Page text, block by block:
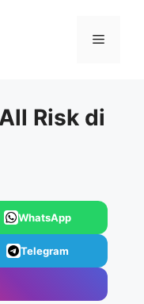
Menu
Risk di
WhatsApp
Telegram